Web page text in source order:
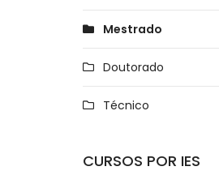
Mestrado
Doutorado
Técnico
CURSOS POR IES